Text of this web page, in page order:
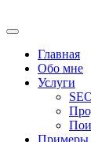
Главная
Обо мне
Услуги
Примеры